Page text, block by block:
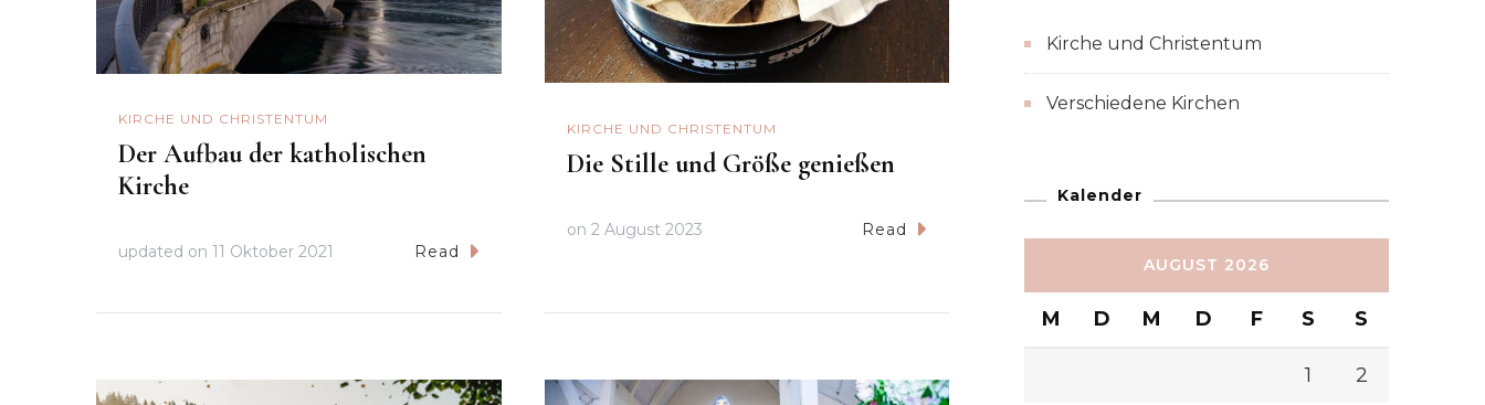
KIRCHE UND CHRISTENTUM
Der Aufbau der katholischen
Kirche
updated on 11 Oktober 2021 Read
KIRCHE UND CHRISTENTUM
Die Stille und Größe genießen
on 2 August 2023 Read
Kirche und Christentum
Verschiedene Kirchen
Kalender
AUGUST 2026
M D M D F S S
1 2